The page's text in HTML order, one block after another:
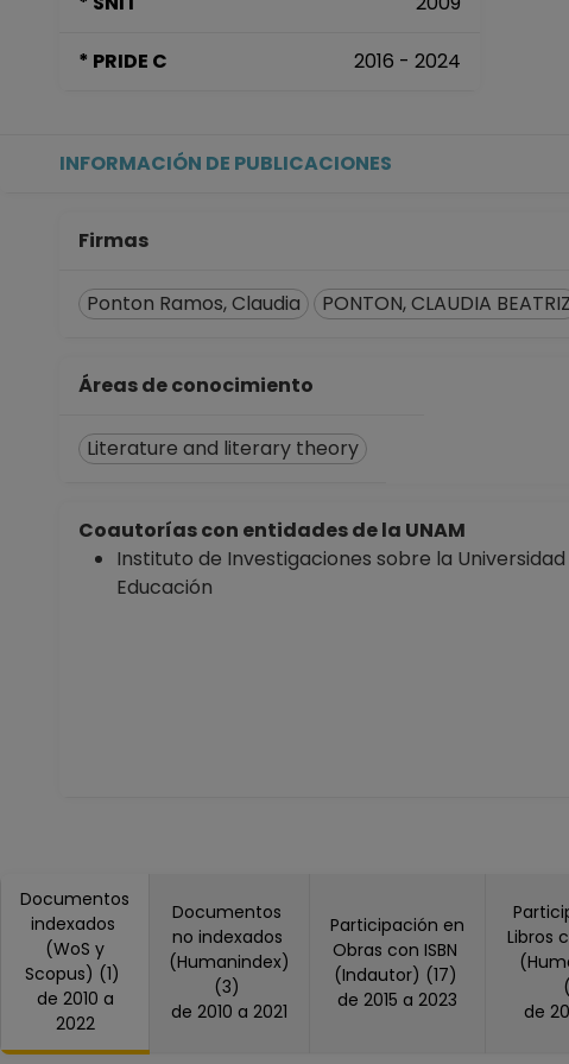
* PRIDE C 2016 - 2024
INFORMACIÓN DE PUBLICACIONES
Firmas
Ponton Ramos, Claudia PONTON, CLAUDIA BEATRIZ
Áreas de conocimiento
Literature and literary theory
Coautorías con entidades de la UNAM
Instituto de Investigaciones sobre la Universidad
Educación
Documentos
indexados
(WoS y
Scopus) (1)
de 2010 a
2022
Documentos
no indexados
(Humanindex)
(3)
de 2010 a 2021
Participación en
Obras con ISBN
(Indautor) (17)
de 2015 a 2023
Libros